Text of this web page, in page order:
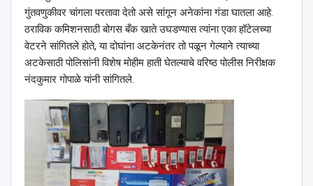
गुंतवणुकीवर चांगला परतावा देतो असे सांगून अनेकांना गंडा घातला आहे.
ठराविक कमिशनसाठी बोगस बँक खाते उघडण्यास त्यांना एका हॉटेलच्या
वेटरने सांगितले होते, या दोघांना अटकेनंतर तो पळून गेल्याने त्याच्या
अटकेसाठी पोलिसांनी विशेष मोहीम हाती घेतल्याचे वरिष्ठ पोलीस निरीक्षक
नंदकुमार गोपाळे यांनी सांगितले.